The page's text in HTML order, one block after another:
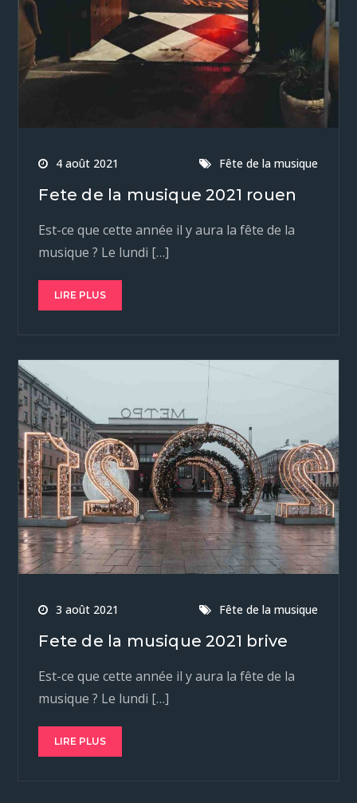
4 août 2021 Fête de la musique
Fete de la musique 2021 rouen
Est-ce que cette année il y aura la fête de la
musique ? Le lundi […]
LIRE PLUS
3 août 2021 Fête de la musique
Fete de la musique 2021 brive
Est-ce que cette année il y aura la fête de la
musique ? Le lundi […]
LIRE PLUS